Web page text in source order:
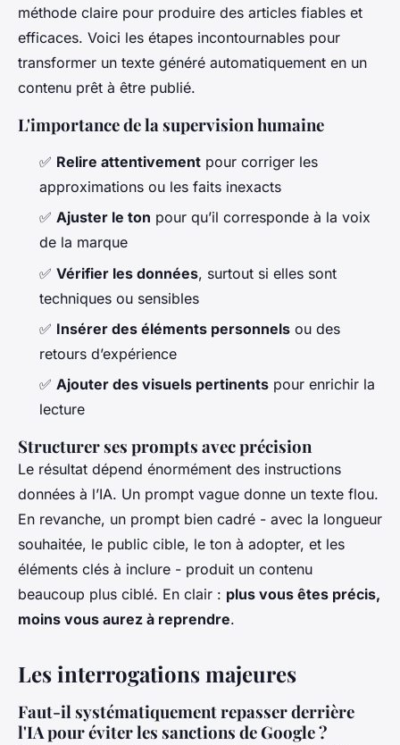
méthode claire pour produire des articles fiables et
efficaces. Voici les étapes incontournables pour
transformer un texte généré automatiquement en un
contenu prêt à être publié.
L'importance de la supervision humaine
✅ Relire attentivement pour corriger les
approximations ou les faits inexacts
✅ Ajuster le ton pour qu’il corresponde à la voix
de la marque
✅ Vérifier les données, surtout si elles sont
techniques ou sensibles
✅ Insérer des éléments personnels ou des
retours d’expérience
✅ Ajouter des visuels pertinents pour enrichir la
lecture
Structurer ses prompts avec précision
Le résultat dépend énormément des instructions
données à l’IA. Un prompt vague donne un texte flou.
En revanche, un prompt bien cadré - avec la longueur
souhaitée, le public cible, le ton à adopter, et les
éléments clés à inclure - produit un contenu
beaucoup plus ciblé. En clair : plus vous êtes précis,
moins vous aurez à reprendre.
Les interrogations majeures
Faut-il systématiquement repasser derrière
l'IA pour éviter les sanctions de Google ?